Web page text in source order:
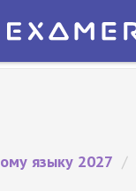
— ЕГЭ 2027
языку 2027 /